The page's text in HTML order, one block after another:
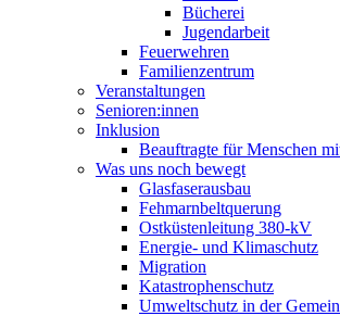
Bücherei
Jugendarbeit
Feuerwehren
Familienzentrum
Veranstaltungen
Senioren:innen
Inklusion
Beauftragte für Menschen
Was uns noch bewegt
Glasfaserausbau
Fehmarnbeltquerung
Ostküstenleitung 380-kV
Energie- und Klimaschutz
Migration
Katastrophenschutz
Umweltschutz in der